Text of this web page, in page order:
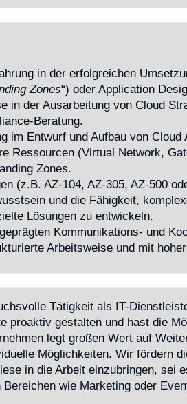
in der erfolgreichen
Zones“) oder Application
in der Ausarbeitung von Cloud
Beratung.
im Entwurf und Aufbau von
Ressourcen (Virtual Network,
Zones.
(z.B. AZ-104, AZ-305, AZ-500
und die Fähigkeit,
Lösungen zu entwickeln.
Kommunikations- und
Arbeitsweise und mit
Tätigkeit als IT-
proaktiv gestalten und hast die
legt großen Wert auf
Möglichkeiten. Wir fördern
in die Arbeit einzubringen, sei
wie Marketing oder